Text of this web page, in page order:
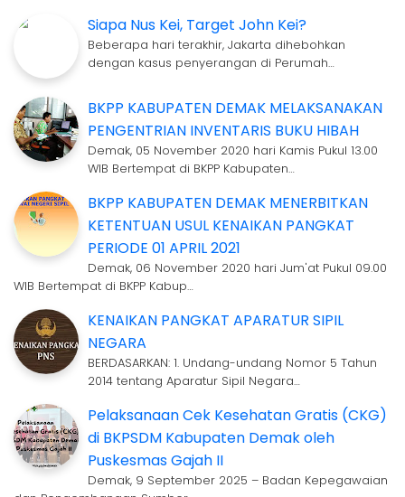
Siapa Nus Kei, Target John Kei?
Beberapa hari terakhir, Jakarta dihebohkan
dengan kasus penyerangan di Perumah…
BKPP KABUPATEN DEMAK MELAKSANAKAN
PENGENTRIAN INVENTARIS BUKU HIBAH
Demak, 05 November 2020 hari Kamis Pukul 13.00
WIB Bertempat di BKPP Kabupaten…
BKPP KABUPATEN DEMAK MENERBITKAN
KETENTUAN USUL KENAIKAN PANGKAT
PERIODE 01 APRIL 2021
Demak, 06 November 2020 hari Jum'at Pukul 09.00
WIB Bertempat di BKPP Kabup…
KENAIKAN PANGKAT APARATUR SIPIL
NEGARA
BERDASARKAN: 1. Undang-undang Nomor 5 Tahun
2014 tentang Aparatur Sipil Negara…
Pelaksanaan Cek Kesehatan Gratis (CKG)
di BKPSDM Kabupaten Demak oleh
Puskesmas Gajah II
Demak, 9 September 2025 – Badan Kepegawaian